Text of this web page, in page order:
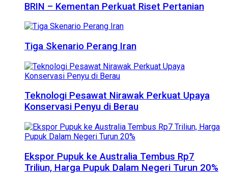
BRIN – Kementan Perkuat Riset Pertanian
Tiga Skenario Perang Iran
Teknologi Pesawat Nirawak Perkuat Upaya
Konservasi Penyu di Berau
Ekspor Pupuk ke Australia Tembus Rp7
Triliun, Harga Pupuk Dalam Negeri Turun 20%